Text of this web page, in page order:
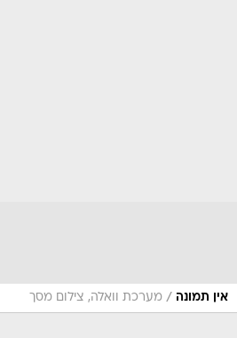
אין תמונה / מערכת וואלה, צילום מסך